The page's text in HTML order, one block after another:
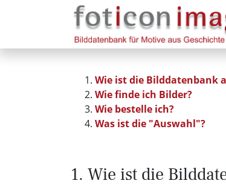
Wie ist die Bilddatenbank
Wie finde ich Bilder?
Wie bestelle ich?
Was ist die "Auswahl"?
1. Wie ist die